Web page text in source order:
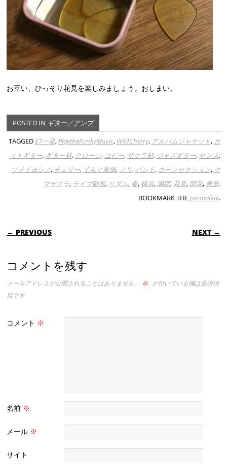
お互い、ひっそり花見を楽しみましょう。おしまい。
POSTED IN ギター／アンプ
TAGGEDE7一発,PlaytheFunkyMusic, WildCherry, アルバムジャケット, ガ
ットギター, ギター材, クローン, コピー, サクラ材, ジャズギター, センス,
ソメイヨシノ, チェリー, てんぐ巣病, ノリ,バンド, ホーンセクション, ヤ
マザクラ, ライブ動画, リズム, 春, 横浜, 満開, 花見, 開花, 風景.
BOOKMARK THEpermalink.
POST NAVIGATION
← PREVIOUS NEXT →
コメントを残す
メールアドレスが公開されることはありません。 ※ が付いている欄は必須項
目です
コメント ※
名前 ※
メール ※
サイト